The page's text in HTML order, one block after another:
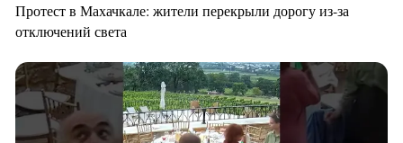
Протест в Махачкале: жители перекрыли дорогу из-за
отключений света